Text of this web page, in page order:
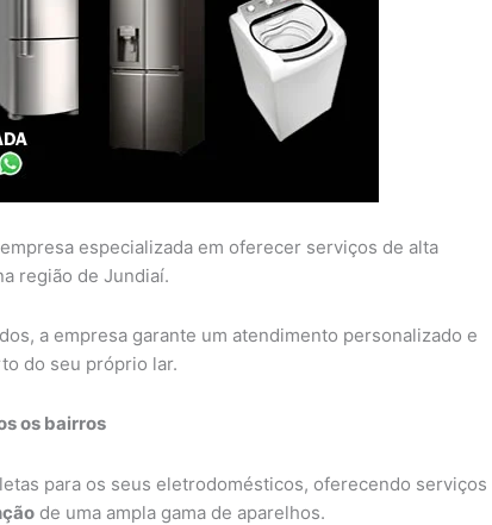
especializada em oferecer serviços de alta
região de Jundiaí.
a empresa garante um atendimento personalizado e
do seu próprio lar.
os bairros
para os seus eletrodomésticos, oferecendo serviços
de uma ampla gama de aparelhos.